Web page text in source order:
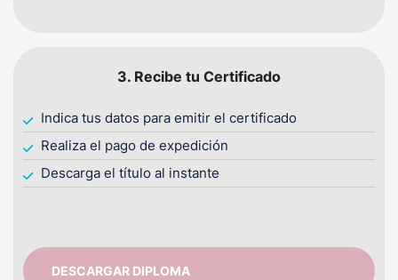
3. Recibe tu Certificado
Indica tus datos para emitir el certificado
Realiza el pago de expedición
Descarga el título al instante
DESCARGAR DIPLOMA